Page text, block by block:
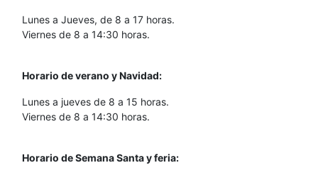
Lunes a Jueves, de 8 a 17 horas.
Viernes de 8 a 14:30 horas.
Horario de verano y Navidad:
Lunes a jueves de 8 a 15 horas.
Viernes de 8 a 14:30 horas.
Horario de Semana Santa y feria: